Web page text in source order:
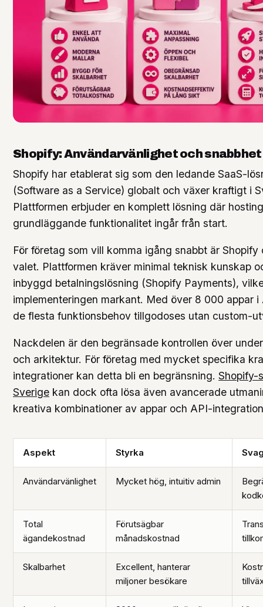
Shopify: Användarvänlighet och snabbhet
Shopify har etablerat sig som den ledande SaaS-
(Software as a Service) globalt och växer kraftigt i
Plattformen erbjuder en komplett lösning där
grundläggande funktionalitet ingår från start.
För företag som vill komma igång snabbt är
valet. Plattformen kräver minimal teknisk kunskap
inbyggd betalningslösning (Shopify Payments),
implementeringen markant. Med över 8 000 appar i
de flesta funktionsbehov tillgodoses utan custom-
Nackdelen är den begränsade kontrollen över
och arkitektur. För företag med mycket specifika
integrationer kan detta bli en begränsning. Shopify-
Sverige kan dock ofta lösa även avancerade
kreativa kombinationer av appar och API-
Aspekt Styrka
Användarvänlighet Mycket hög, intuitiv admin
Total
ägandekostnad
Förutsägbar
månadskostnad
Skalbarhet
Excellent, hanterar
miljoner besökare